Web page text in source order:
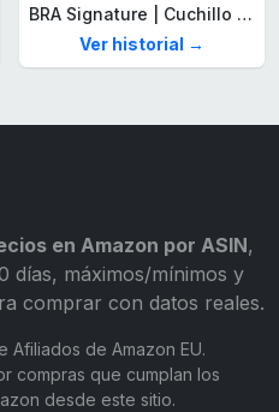
BRA Signature | Cuchillo tomatero 120 mm, Acero Inoxidable alemán forjado con Molibdeno Vanadio, Mango Remachado ABS, Diseño Ergonómico, Hoja 1,6 mm espesor
Ver historial →
en Amazon por ASIN,
días, máximos/mínimos y
comprar con datos reales.
Afiliados de Amazon EU.
compras que cumplan los
desde este sitio.